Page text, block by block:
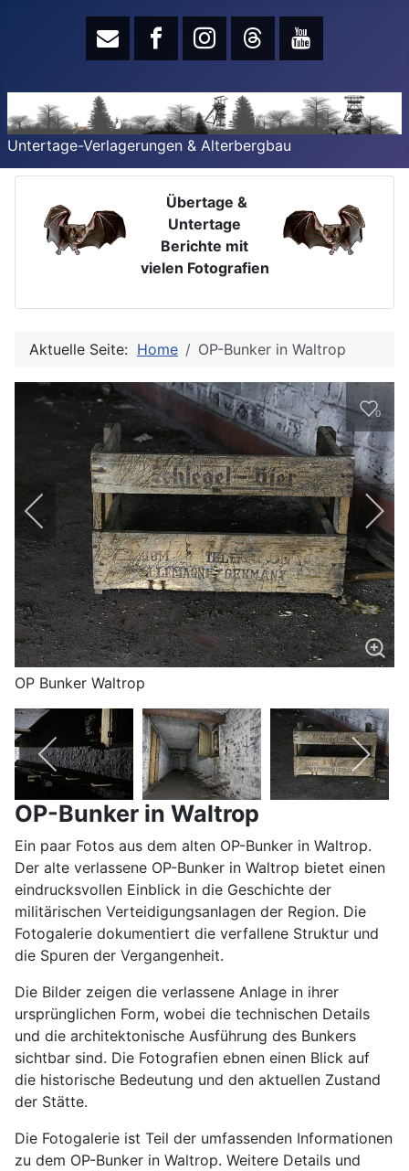
Untertage-Verlagerungen & Alterbergbau
Übertage &
Untertage
Berichte mit
vielen Fotografien
Aktuelle Seite: Home OP-Bunker in Waltrop
0
OP Bunker Waltrop
OP-Bunker in Waltrop
Ein paar Fotos aus dem alten OP-Bunker in Waltrop.
Der alte verlassene OP-Bunker in Waltrop bietet einen
eindrucksvollen Einblick in die Geschichte der
militärischen Verteidigungsanlagen der Region. Die
Fotogalerie dokumentiert die verfallene Struktur und
die Spuren der Vergangenheit.
Die Bilder zeigen die verlassene Anlage in ihrer
ursprünglichen Form, wobei die technischen Details
und die architektonische Ausführung des Bunkers
sichtbar sind. Die Fotografien ebnen einen Blick auf
die historische Bedeutung und den aktuellen Zustand
der Stätte.
Die Fotogalerie ist Teil der umfassenden Informationen
zu dem OP-Bunker in Waltrop. Weitere Details und